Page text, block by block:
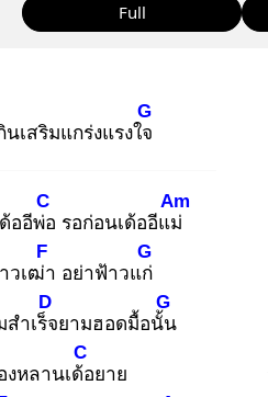
Full
นเสริมแกร่งแรงใจ
G
ออีพ่อ
C
รอก่อนเด้ออีแม่
Am
วเฒ่า
F
อย่าฟ้าวแก่
G
สำเร็จ
D
ยามฮอดมื้อนั้น
G
งหลานเด้อ
C
ยาย